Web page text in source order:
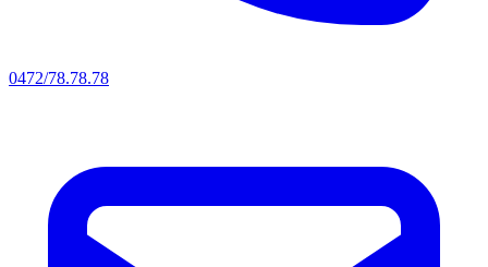
0472/78.78.78